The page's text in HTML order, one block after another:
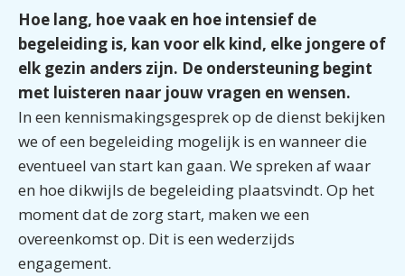
Hoe lang, hoe vaak en hoe intensief de
begeleiding is, kan voor elk kind, elke jongere of
elk gezin anders zijn. De ondersteuning begint
met luisteren naar jouw vragen en wensen.
In een kennismakingsgesprek op de dienst bekijken
we of een begeleiding mogelijk is en wanneer die
eventueel van start kan gaan. We spreken af waar
en hoe dikwijls de begeleiding plaatsvindt. Op het
moment dat de zorg start, maken we een
overeenkomst op. Dit is een wederzijds
engagement.